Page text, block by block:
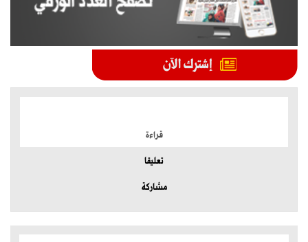
قراءة
تعليقا
مشاركة